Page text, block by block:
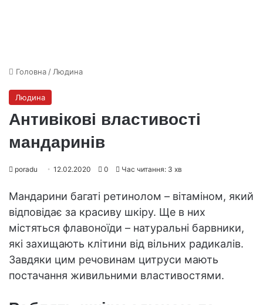
Головна / Людина
Людина
Антивікові властивості
мандаринів
poradu 12.02.2020 0 Час читання: 3 хв
Мандарини багаті ретинолом – вітаміном, який
відповідає за красиву шкіру. Ще в них
містяться флавоноїди – натуральні барвники,
які захищають клітини від вільних радикалів.
Завдяки цим речовинам цитруси мають
постачання живильними властивостями.